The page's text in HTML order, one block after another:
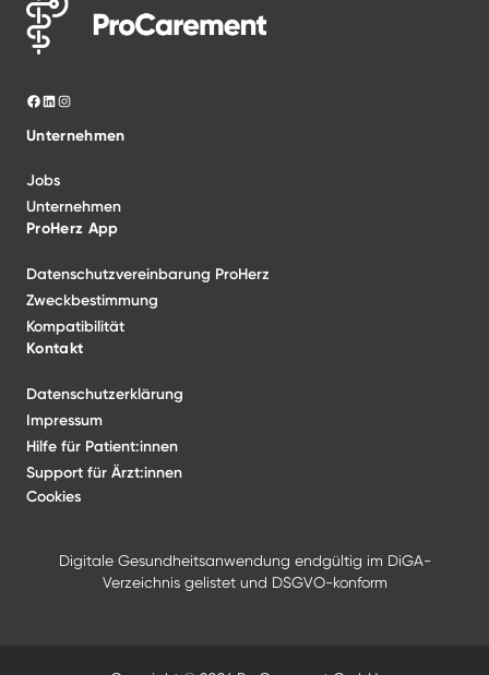
Unternehmen
Jobs
Unternehmen
ProHerz App
Datenschutzvereinbarung ProHerz
Zweckbestimmung
Kompatibilität
Kontakt
Datenschutz­erklärung
Impressum
Hilfe für Patient:innen
Support für Ärzt:innen
Cookies
Digitale Gesundheitsanwendung endgültig im DiGA-
Verzeichnis gelistet und DSGVO-konform